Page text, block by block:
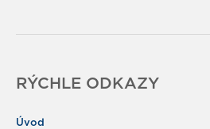
RÝCHLE ODKAZY
Úvod